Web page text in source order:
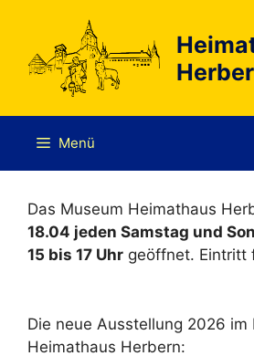
springen
Menü
Das Museum Heimathaus
18.04 jeden Samstag und
15 bis 17 Uhr geöffnet. Eintritt
Die neue Ausstellung 2026 im
Heimathaus Herbern: